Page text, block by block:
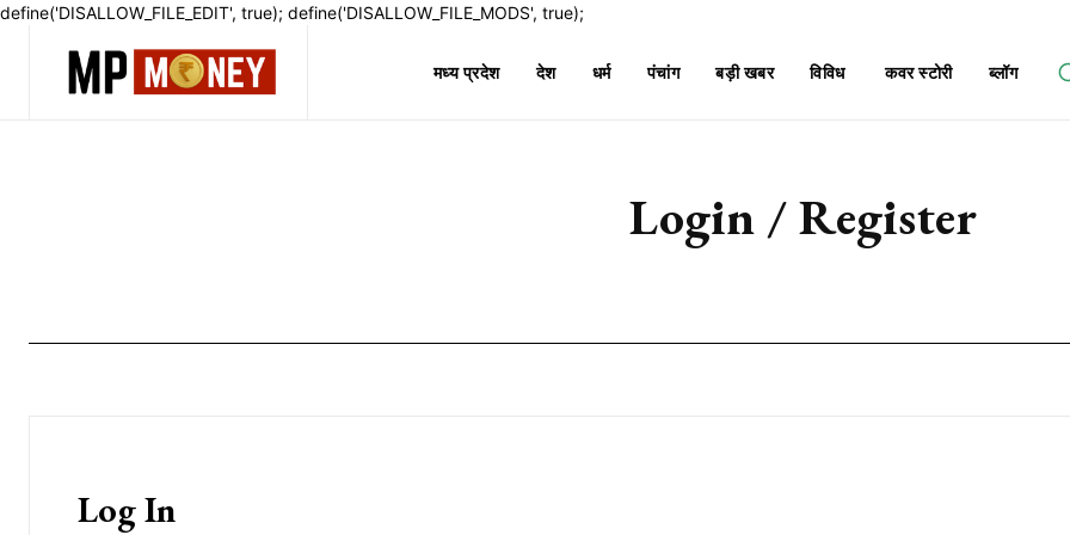
define('DISALLOW_FILE_EDIT', true); define('DISALLOW_FILE_MODS', true);
मध्य प्रदेश देश धर्म पंचांग बड़ी खबर विविध कवर स्टोरी ब्लॉग
Login / Register
Log In